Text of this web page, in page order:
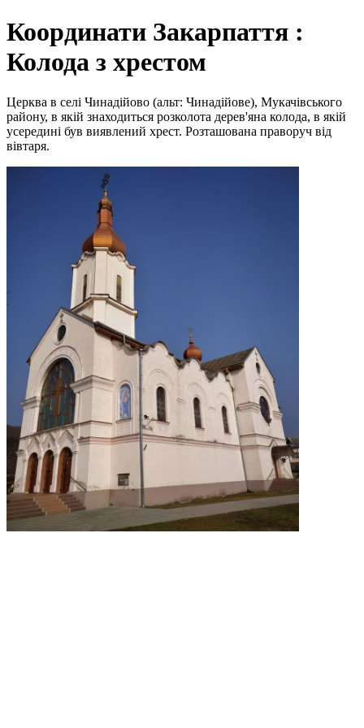
Координати Закарпаття :
Колода з хрестом
Церква в селі Чинадійово (альт: Чинадійове), Мукачівського
району, в якій знаходиться розколота дерев'яна колода, в якій
усередині був виявлений хрест. Розташована праворуч від
вівтаря.